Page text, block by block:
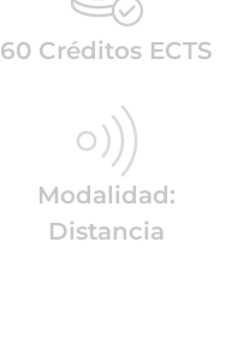
60 Créditos ECTS
Modalidad:
Distancia